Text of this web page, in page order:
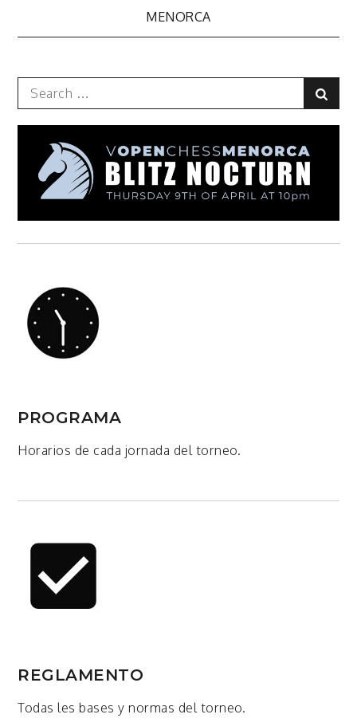
MENORCA
Search
for:
PROGRAMA
Horarios de cada jornada del torneo.
REGLAMENTO
Todas les bases y normas del torneo.